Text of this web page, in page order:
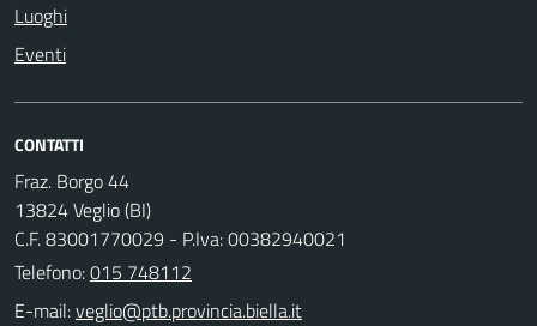
Luoghi
Eventi
CONTATTI
Fraz. Borgo 44
13824 Veglio (BI)
C.F. 83001770029 - P.Iva: 00382940021
Telefono:015 748112
E-mail: